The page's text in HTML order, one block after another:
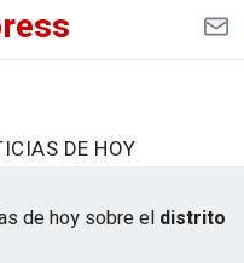
DE HOY
de hoy sobre el distrito